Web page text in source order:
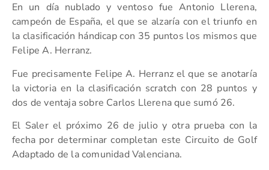
En un día nublado y ventoso fue Antonio Llerena,
campeón de España, el que se alzaría con el triunfo en
la clasificación hándicap con 35 puntos los mismos que
Felipe A. Herranz.
Fue precisamente Felipe A. Herranz el que se anotaría
la victoria en la clasificación scratch con 28 puntos y
dos de ventaja sobre Carlos Llerena que sumó 26.
El Saler el próximo 26 de julio y otra prueba con la
fecha por determinar completan este Circuito de Golf
Adaptado de la comunidad Valenciana.